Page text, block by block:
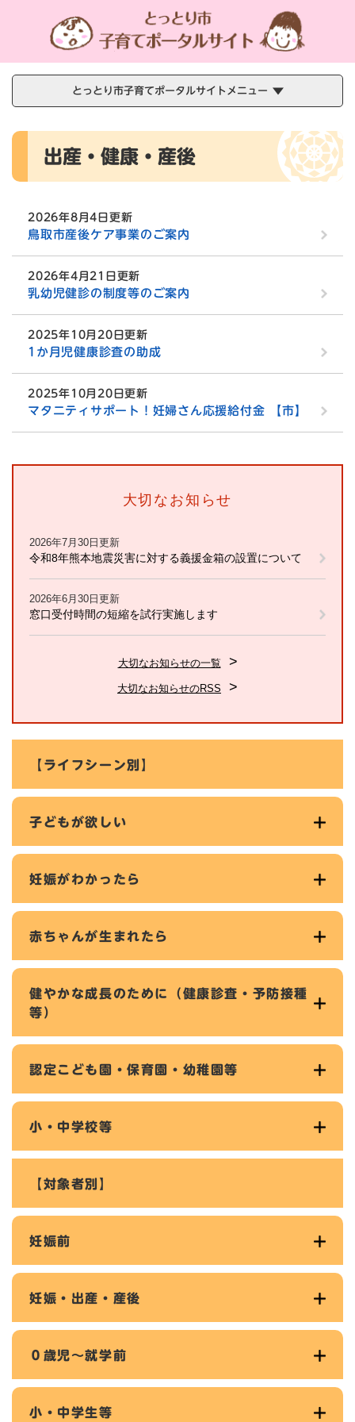
メニューを飛ばして本文へ
とっとり市子育てポータルサイトメニュー
本
出産・健康・産後
2026年8月4日更新
鳥取市産後ケア事業のご案内
2026年4月21日更新
乳幼児健診の制度等のご案内
2025年10月20日更新
1か月児健康診査の助成
2025年10月20日更新
マタニティサポート！妊婦さん応援給付金 【市】
大切なお知らせ
2026年7月30日更新
令和8年熊本地震災害に対する義援金箱の設置について
2026年6月30日更新
窓口受付時間の短縮を試行実施します
大切なお知らせの一覧
大切なお知らせのRSS
【ライフシーン別】
子どもが欲しい
妊娠がわかったら
赤ちゃんが生まれたら
健やかな成長のために（健康診査・予防接種
等）
認定こども園・保育園・幼稚園等
小・中学校等
【対象者別】
妊娠前
妊娠・出産・産後
０歳児～就学前
小・中学生等